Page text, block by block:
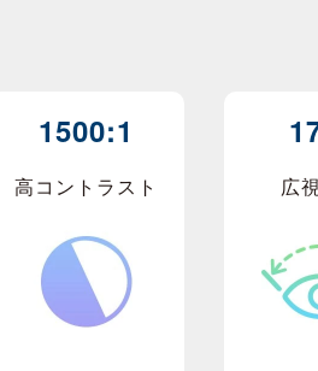
1500:1
高コントラスト 広